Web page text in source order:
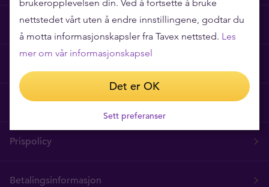
Ofte stilte spørsmål
Vilkår for bruk
Prispolicy
Betalingsinformasjon
brukeropplevelsen din. Ved å fortsette å bruke
nettstedet vårt uten å endre innstillingene, godtar du
å motta informasjonskapsler fra Tavex nettsted. Les
mer om vår informasjonskapsel
Det er OK
Sett preferanser